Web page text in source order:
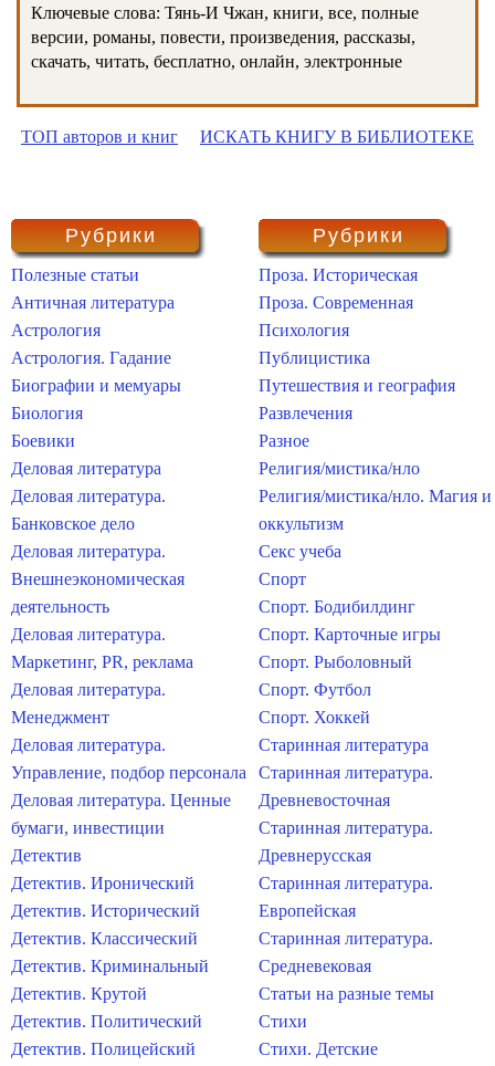
Ключевые слова: Тянь-И Чжан, книги, все, полные
версии, романы, повести, произведения, рассказы,
скачать, читать, бесплатно, онлайн, электронные
ТОП авторов и книг ИСКАТЬ КНИГУ В БИБЛИОТЕКЕ
Рубрики
Полезные статьи
Античная литература
Астрология
Астрология. Гадание
Биографии и мемуары
Биология
Боевики
Деловая литература
Деловая литература.
Банковское дело
Деловая литература.
Внешнеэкономическая
деятельность
Деловая литература.
Маркетинг, PR, реклама
Деловая литература.
Менеджмент
Деловая литература.
Управление, подбор персонала
Деловая литература. Ценные
бумаги, инвестиции
Детектив
Детектив. Иронический
Детектив. Исторический
Детектив. Классический
Детектив. Криминальный
Детектив. Крутой
Детектив. Политический
Детектив. Полицейский
Рубрики
Проза. Историческая
Проза. Современная
Психология
Публицистика
Путешествия и география
Развлечения
Разное
Религия/мистика/нло
Религия/мистика/нло. Магия и
оккультизм
Секс учеба
Спорт
Спорт. Бодибилдинг
Спорт. Карточные игры
Спорт. Рыболовный
Спорт. Футбол
Спорт. Хоккей
Старинная литература
Старинная литература.
Древневосточная
Старинная литература.
Древнерусская
Старинная литература.
Европейская
Старинная литература.
Средневековая
Статьи на разные темы
Стихи
Стихи. Детские